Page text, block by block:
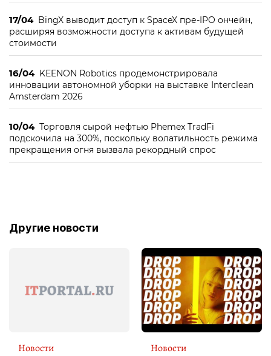
17/04 BingX выводит доступ к SpaceX пре-IPO ончейн,
расширяя возможности доступа к активам будущей
стоимости
16/04 KEENON Robotics продемонстрировала
инновации автономной уборки на выставке Interclean
Amsterdam 2026
10/04 Торговля сырой нефтью Phemex TradFi
подскочила на 300%, поскольку волатильность режима
прекращения огня вызвала рекордный спрос
Другие новости
Новости Новости